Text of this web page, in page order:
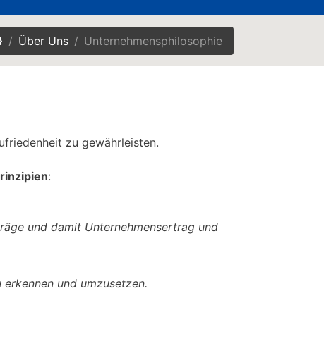
Über Uns Unternehmensphilosophie
zu gewährleisten.
:
und damit Unternehmensertrag und
und umzusetzen.